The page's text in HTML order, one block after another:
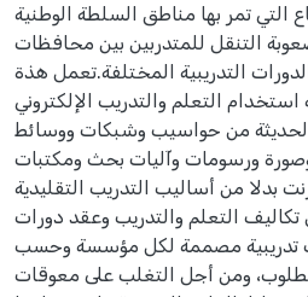
التي تمر بها مناطق السلطة الوطنية
التنقل للمتدربين بين محافظات
التدريبية المختلفة.تعمل هذة
التعلم والتدريب الإلكتروني
الحديثة من حواسيب وشبكات ووسائط
ورسومات وآليات بحث ومكتبات
بدلا من أساليب التدريب التقليدية
التعلم والتدريب وعقد دورات
تدريبية مصممة لكل مؤسسة وحسب
ومن أجل التغلب على معوقات